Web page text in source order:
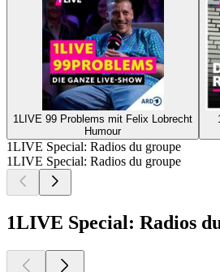
1LIVE 99 Problems mit Felix Lobrecht
Humour
1LIVE Special: Radios du groupe
1LIVE Special: Radios du groupe
1LIVE Special: Radios